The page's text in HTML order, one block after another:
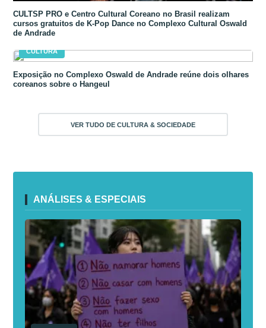
CULTSP PRO e Centro Cultural Coreano no Brasil realizam
cursos gratuitos de K-Pop Dance no Complexo Cultural Oswald
de Andrade
CULTURA
Exposição no Complexo Oswald de Andrade reúne dois olhares
coreanos sobre o Hangeul
VER TUDO DE CULTURA & SOCIEDADE
ANÁLISES & ESPECIAIS